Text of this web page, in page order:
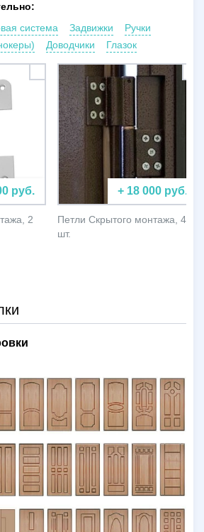
система Задвижки
Ручки
Доводчики Глазок
руб.
2
+ 18 000 руб.
Петли Скрытого монтажа, 4
шт.